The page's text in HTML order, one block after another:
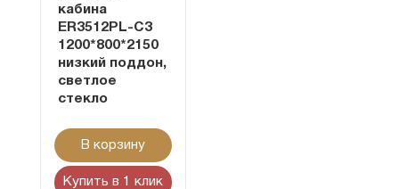
кабина
ER3512PL-C3
1200*800*2150
низкий поддон,
светлое
стекло
В корзину
Купить в 1 клик